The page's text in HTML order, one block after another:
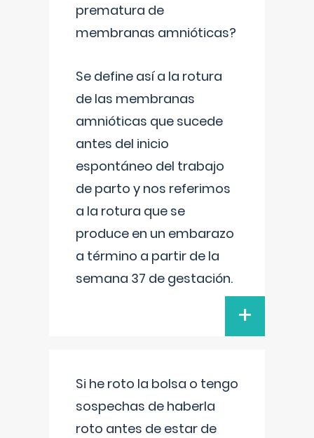
prematura de
membranas amnióticas?
Se define así a la rotura
de las membranas
amnióticas que sucede
antes del inicio
espontáneo del trabajo
de parto y nos referimos
a la rotura que se
produce en un embarazo
a término a partir de la
semana 37 de gestación.
+
Si he roto la bolsa o tengo
sospechas de haberla
roto antes de estar de